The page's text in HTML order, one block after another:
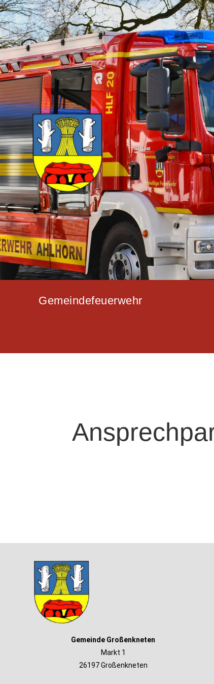
Gemeindefeuerwehr
Gemeinde Großenkneten
Markt 1
26197 Großenkneten